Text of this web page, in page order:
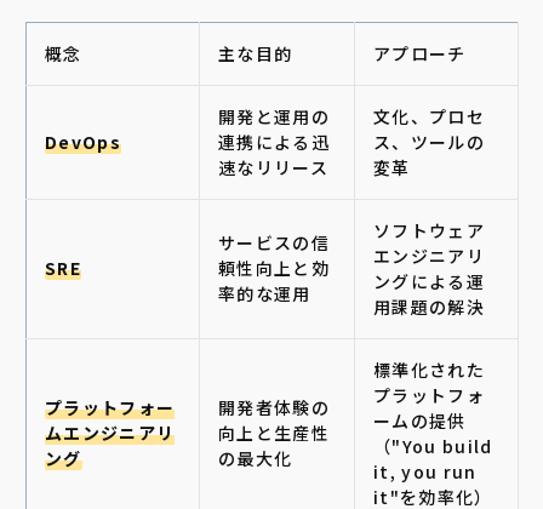
概念 主な目的 アプローチ
DevOps
開発と運用の
連携による迅
速なリリース
文化、プロセ
ス、ツールの
変革
SRE
サービスの信
頼性向上と効
率的な運用
ソフトウェア
エンジニアリ
ングによる運
用課題の解決
プラットフォー
ムエンジニアリ
ング
開発者体験の
向上と生産性
の最大化
標準化された
プラットフォ
ームの提供
（"You build
it, you run
it"を効率化）